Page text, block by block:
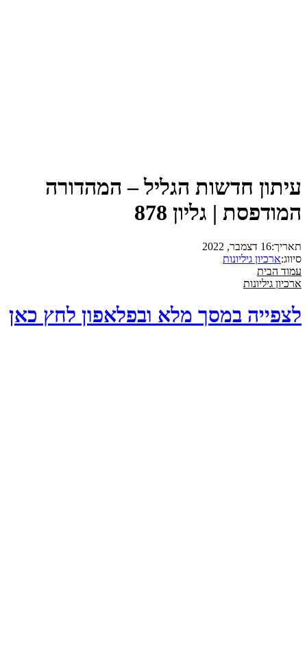
עיתון חדשות הגליל – המהדורה
המודפסת | גליון 878
תאריך:16 דצמבר, 2022
סיווג:ארכיון גיליונות
עמוד הבית
ארכיון גיליונות
לצפייה במסך מלא ובפלאפון לחץ כאן